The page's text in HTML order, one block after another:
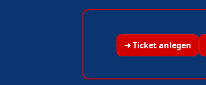
➜ Ticket anlegen